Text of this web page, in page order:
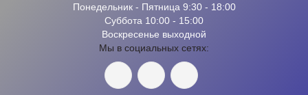
Понедельник - Пятница 9:30 - 18:00
Суббота 10:00 - 15:00
Воскресенье выходной
Мы в социальных сетях: